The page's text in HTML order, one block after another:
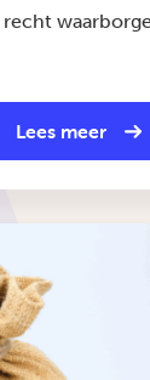
Lees meer